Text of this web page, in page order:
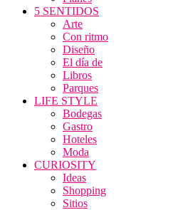
5 SENTIDOS
Arte
Con ritmo
Diseño
El día de
Libros
Parques
LIFE STYLE
Bodegas
Gastro
Hoteles
Moda
CURIOSITY
Ideas
Shopping
Sitios